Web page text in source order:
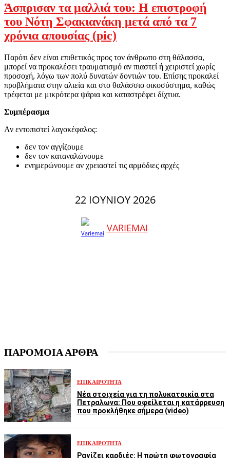
Άσπρισαν τα μαλλιά του: Η επιστροφή
του Νότη Σφακιανάκη μετά από τα 7
χρόνια απουσίας (pic)
Παρότι δεν είναι επιθετικός προς τον άνθρωπο στη θάλασσα,
μπορεί να προκαλέσει τραυματισμό αν πιαστεί ή χειριστεί χωρίς
προσοχή, λόγω των πολύ δυνατών δοντιών του. Επίσης προκαλεί
προβλήματα στην αλιεία και στο θαλάσσιο οικοσύστημα, καθώς
τρέφεται με μικρότερα ψάρια και καταστρέφει δίχτυα.
Συμπέρασμα
Αν εντοπιστεί λαγοκέφαλος:
δεν τον αγγίζουμε
δεν τον καταναλώνουμε
ενημερώνουμε αν χρειαστεί τις αρμόδιες αρχές
22 ΙΟΥΝΊΟΥ 2026
VARIEMAI
ΠΑΡΟΜΟΙΑ ΑΡΘΡΑ
ΕΠΙΚΑΙΡΌΤΗΤΑ
Νέα στοιχεία για τη πολυκατοικία στα
Πετραλωνα: Που οφείλεται η κατάρρευση
που προκλήθηκε σήμερα (video)
ΕΠΙΚΑΙΡΌΤΗΤΑ
Ραγίζει καρδιές: Η πρώτη φωτογραφία